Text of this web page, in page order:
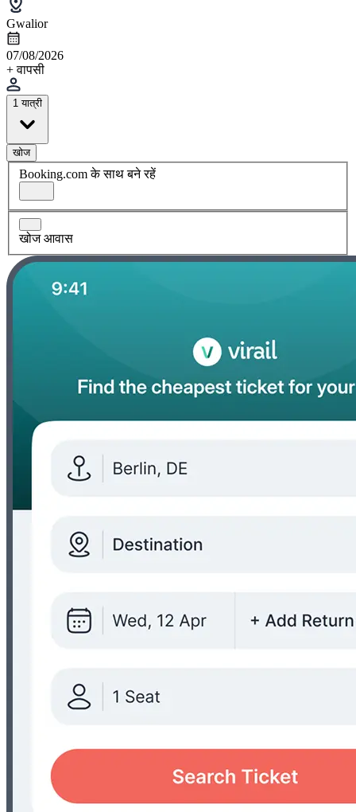
Gwalior
07/08/2026
+ वापसी
1 यात्री
खोज
Booking.com के साथ बने रहें
खोज आवास